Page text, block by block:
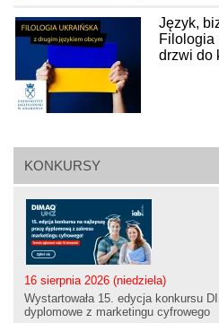
KONKURSY
16 sierpnia 2026 (niedziela)
Wystartowała 15. edycja konkursu
dyplomowe z marketingu cyfrowego
Język,
Filologia
drzwi do